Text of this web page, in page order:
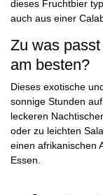
dieses Fruchtbier
auch aus einer
Zu was
am besten?
Dieses exotische
sonnige Stunden
leckeren
oder zu leichten
einen afrikanischen
Essen.